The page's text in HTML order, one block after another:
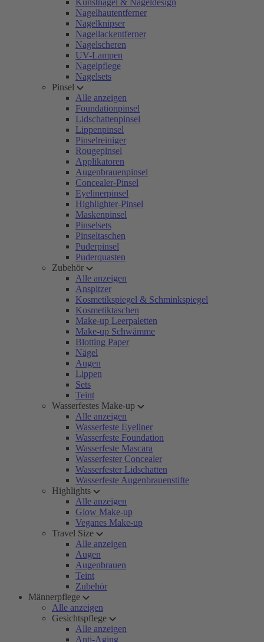
Kunstnägel & Nageldesign
Nagelhautentferner
Nagelknipser
Nagellackentferner
Nagelscheren
UV-Lampen
Nagelpflege
Nagelsets
Pinsel
Alle anzeigen
Foundationpinsel
Lidschattenpinsel
Lippenpinsel
Pinselreiniger
Rougepinsel
Applikatoren
Augenbrauenpinsel
Concealer-Pinsel
Eyelinerpinsel
Highlighter-Pinsel
Maskenpinsel
Pinselsets
Pinseltaschen
Puderpinsel
Puderquasten
Zubehör
Alle anzeigen
Anspitzer
Kosmetikspiegel & Schminkspiegel
Kosmetiktaschen
Make-up Leerpaletten
Make-up Schwämme
Blotting Paper
Nägel
Augen
Lippen
Sets
Teint
Wasserfestes Make-up
Alle anzeigen
Wasserfeste Eyeliner
Wasserfeste Foundation
Wasserfeste Mascara
Wasserfester Concealer
Wasserfester Lidschatten
Wasserfeste Augenbrauenstifte
Highlights
Alle anzeigen
Glow Make-up
Veganes Make-up
Travel Size
Alle anzeigen
Augen
Augenbrauen
Teint
Zubehör
Männerpflege
Alle anzeigen
Gesichtspflege
Alle anzeigen
Anti-Aging